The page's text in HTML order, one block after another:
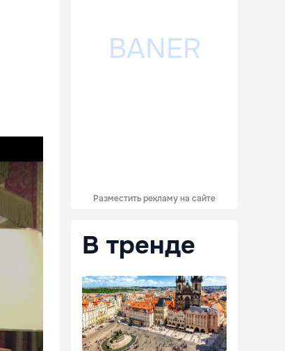
Разместить рекламу на сайте
В тренде